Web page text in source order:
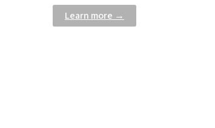
Learn more →